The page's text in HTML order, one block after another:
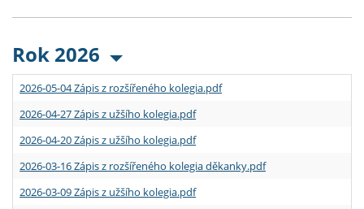
Rok 2026
2026-05-04 Zápis z rozšířeného kolegia.pdf
2026-04-27 Zápis z užšího kolegia.pdf
2026-04-20 Zápis z užšího kolegia.pdf
2026-03-16 Zápis z rozšířeného kolegia děkanky.pdf
2026-03-09 Zápis z užšího kolegia.pdf